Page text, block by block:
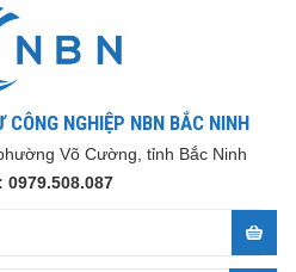
NGHIỆP NBN BẮC NINH
Võ Cường, tỉnh Bắc Ninh
0979.508.087